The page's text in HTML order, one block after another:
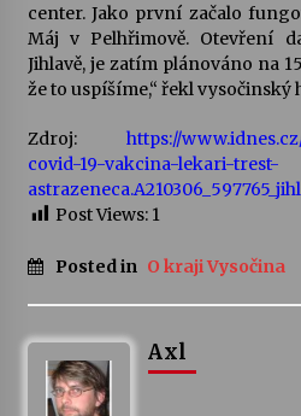
center. Jako první začalo
Máj v Pelhřimově. Otevření
Jihlavě, je zatím plánováno na
že to uspíšíme,“ řekl vysočinský
Zdroj: https://
covid-19-vakcina-lekari-trest-
Post Views: 1
Posted in O kraji Vysočina
Axl